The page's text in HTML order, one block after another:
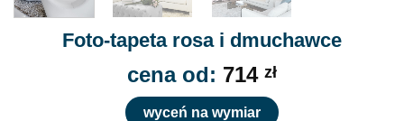
Foto-tapeta rosa i dmuchawce
cena od: 714 zł
wyceń na wymiar